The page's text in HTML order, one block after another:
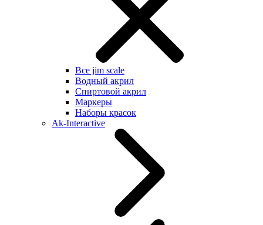
Все jim scale
Водный акрил
Спиртовой акрил
Маркеры
Наборы красок
Ak-Interactive